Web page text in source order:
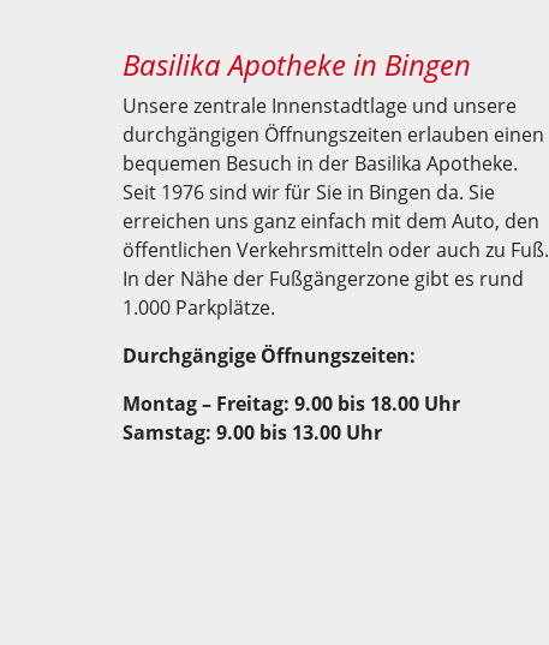
Basilika Apotheke in Bingen
Unsere zentrale Innenstadtlage und unsere
durchgängigen Öffnungszeiten erlauben einen
bequemen Besuch in der Basilika Apotheke.
Seit 1976 sind wir für Sie in Bingen da. Sie
erreichen uns ganz einfach mit dem Auto, den
öffentlichen Verkehrsmitteln oder auch zu Fuß.
In der Nähe der Fußgängerzone gibt es rund
1.000 Parkplätze.
Durchgängige Öffnungszeiten:
Montag – Freitag: 9.00 bis 18.00 Uhr
Samstag: 9.00 bis 13.00 Uhr